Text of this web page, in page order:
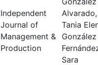
Independent
Journal of
Management &
Production
Alvarado,
Tania
González
Sara